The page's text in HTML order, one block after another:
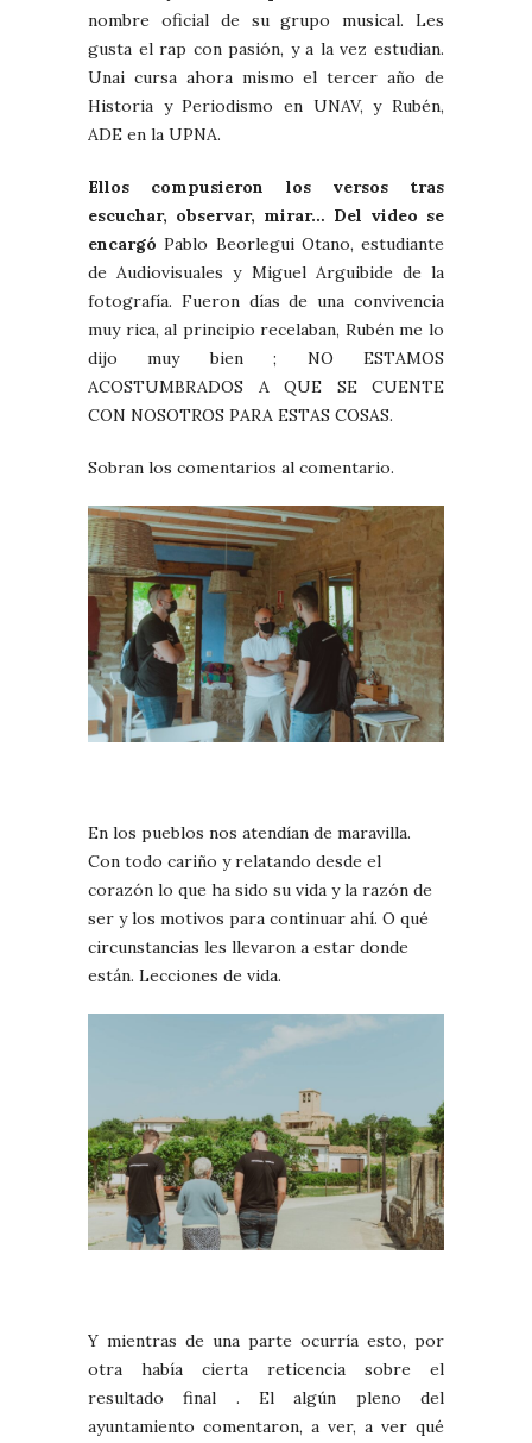
nombre oficial de su grupo musical. Les
gusta el rap con pasión, y a la vez estudian.
Unai cursa ahora mismo el tercer año de
Historia y Periodismo en UNAV, y Rubén,
ADE en la UPNA.
Ellos compusieron los versos tras
escuchar, observar, mirar… Del video se
encargó Pablo Beorlegui Otano, estudiante
de Audiovisuales y Miguel Arguibide de la
fotografía. Fueron días de una convivencia
muy rica, al principio recelaban, Rubén me lo
dijo muy bien ; NO ESTAMOS
ACOSTUMBRADOS A QUE SE CUENTE
CON NOSOTROS PARA ESTAS COSAS.
Sobran los comentarios al comentario.
En los pueblos nos atendían de maravilla.
Con todo cariño y relatando desde el
corazón lo que ha sido su vida y la razón de
ser y los motivos para continuar ahí. O qué
circunstancias les llevaron a estar donde
están. Lecciones de vida.
Y mientras de una parte ocurría esto, por
otra había cierta reticencia sobre el
resultado final . El algún pleno del
ayuntamiento comentaron, a ver, a ver qué